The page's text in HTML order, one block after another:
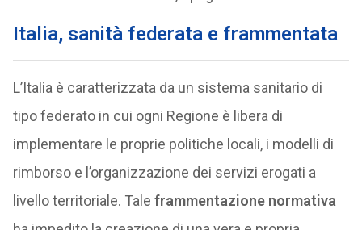
Italia, sanità federata e frammentata
L’Italia è caratterizzata da un sistema sanitario di
tipo federato in cui ogni Regione è libera di
implementare le proprie politiche locali, i modelli di
rimborso e l’organizzazione dei servizi erogati a
livello territoriale. Tale frammentazione normativa